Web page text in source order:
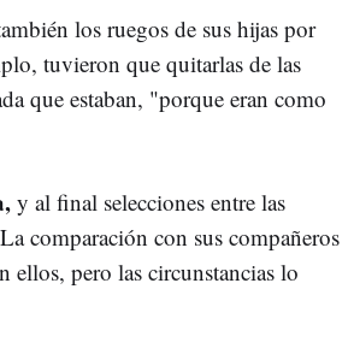
los ruegos de sus hijas por
tuvieron que quitarlas de las
que estaban, "porque eran como
y al final selecciones entre las
comparación con sus compañeros
ellos, pero las circunstancias lo